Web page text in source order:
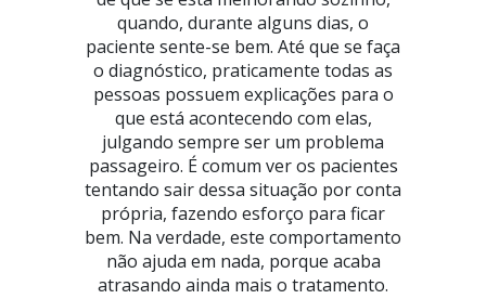
quando, durante alguns dias, o
paciente sente-se bem. Até que se faça
o diagnóstico, praticamente todas as
pessoas possuem explicações para o
que está acontecendo com elas,
julgando sempre ser um problema
passageiro. É comum ver os pacientes
tentando sair dessa situação por conta
própria, fazendo esforço para ficar
bem. Na verdade, este comportamento
não ajuda em nada, porque acaba
atrasando ainda mais o tratamento.